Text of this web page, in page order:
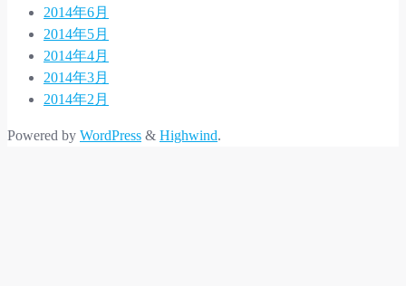
2014年6月
2014年5月
2014年4月
2014年3月
2014年2月
Powered by WordPress & Highwind.